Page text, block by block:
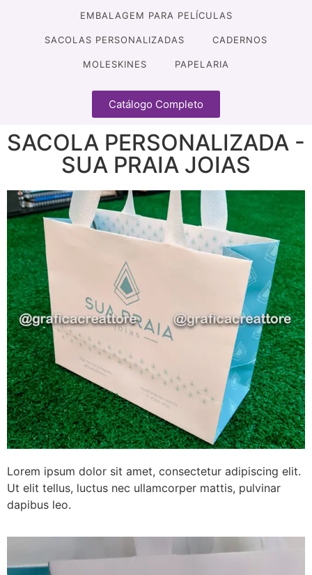
EMBALAGEM PARA PELÍCULAS
SACOLAS PERSONALIZADAS CADERNOS
MOLESKINES PAPELARIA
Catálogo Completo
SACOLA PERSONALIZADA -
SUA PRAIA JOIAS
Lorem ipsum dolor sit amet, consectetur adipiscing elit.
Ut elit tellus, luctus nec ullamcorper mattis, pulvinar
dapibus leo.